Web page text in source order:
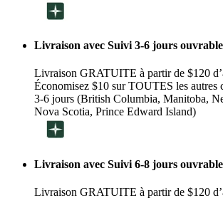
Livraison avec Suivi 3-6 jours
Livraison GRATUITE à partir de $120
Économisez $10 sur TOUTES les autres
3-6 jours (British Columbia, Manitoba,
Nova Scotia, Prince Edward Island)
Livraison avec Suivi 6-8 jours
Livraison GRATUITE à partir de $120